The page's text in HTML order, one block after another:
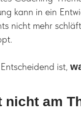
kann in ein
nicht mehr
ist,
am